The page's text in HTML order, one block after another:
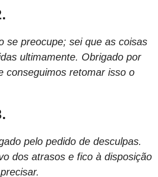
se preocupe; sei que as coisas
ultimamente. Obrigado por
conseguimos retomar isso o
pelo pedido de desculpas.
dos atrasos e fico à disposição